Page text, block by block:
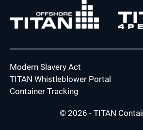
Modern Slavery Act
TITAN Whistleblower Portal
Container Tracking
© 2026 - TITAN